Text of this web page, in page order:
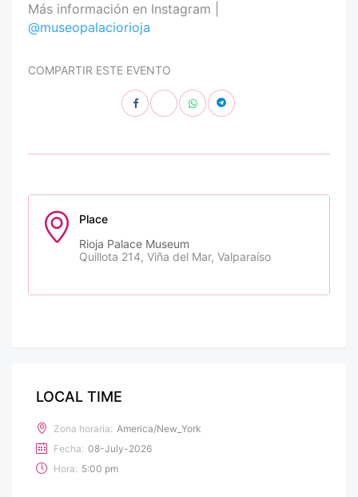
Más información en Instagram |
@museopalaciorioja
COMPARTIR ESTE EVENTO
Place
Rioja Palace Museum
Quillota 214, Viña del Mar, Valparaíso
LOCAL TIME
Zona horaria: America/New_York
Fecha: 08-July-2026
Hora: 5:00 pm